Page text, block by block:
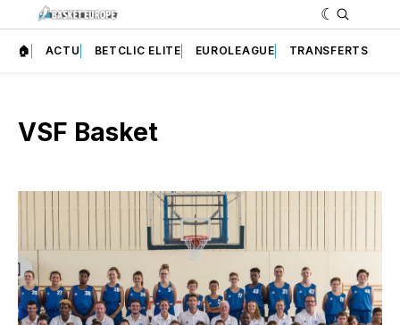
🏠 ACTU BETCLIC ELITE EUROLEAGUE TRANSFERTS
VSF Basket